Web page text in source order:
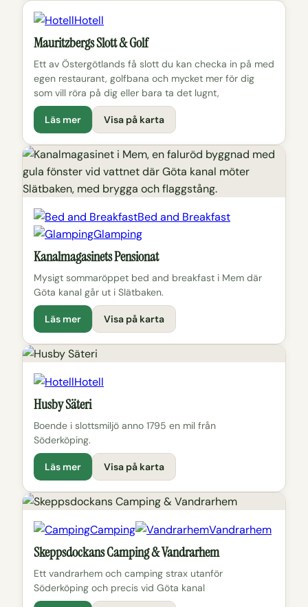
Hotell
Mauritzbergs Slott & Golf
Ett av Östergötlands få slott du kan checka in på med
egen restaurant, golfbana och mycket mer för dig
som vill röra på dig eller bara ta det lugnt,
Läs mer Visa på karta
Bed and Breakfast
Glamping
Kanalmagasinets Pensionat
Mysigt sommaröppet bed and breakfast i Mem där
Göta kanal går ut i Slätbaken.
Läs mer Visa på karta
Hotell
Husby Säteri
Boende i slottsmiljö anno 1795 en mil från
Söderköping.
Läs mer Visa på karta
Camping Vandrarhem
Skeppsdockans Camping & Vandrarhem
Ett vandrarhem och camping strax utanför
Söderköping och precis vid Göta kanal